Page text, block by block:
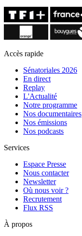
Accès rapide
Sénatoriales 2026
En direct
Replay
L'Actualité
Notre programme
Nos documentaires
Nos émissions
Nos podcasts
Services
Espace Presse
Nous contacter
Newsletter
Où nous voir ?
Recrutement
Flux RSS
À propos